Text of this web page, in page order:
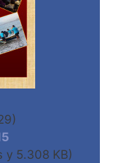
y 5.308 KB)